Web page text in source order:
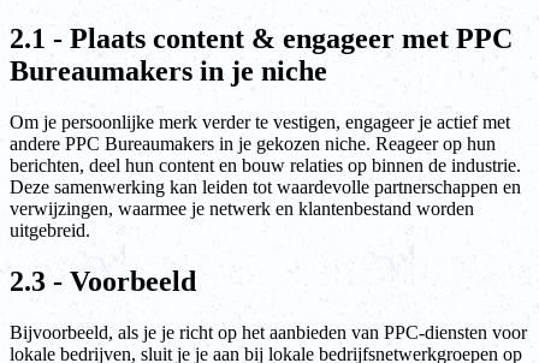
2.1 - Plaats content & engageer met PPC
Bureaumakers in je niche
Om je persoonlijke merk verder te vestigen, engageer je actief met
andere PPC Bureaumakers in je gekozen niche. Reageer op hun
berichten, deel hun content en bouw relaties op binnen de industrie.
Deze samenwerking kan leiden tot waardevolle partnerschappen en
verwijzingen, waarmee je netwerk en klantenbestand worden
uitgebreid.
2.3 - Voorbeeld
Bijvoorbeeld, als je je richt op het aanbieden van PPC-diensten voor
lokale bedrijven, sluit je je aan bij lokale bedrijfsnetwerkgroepen op